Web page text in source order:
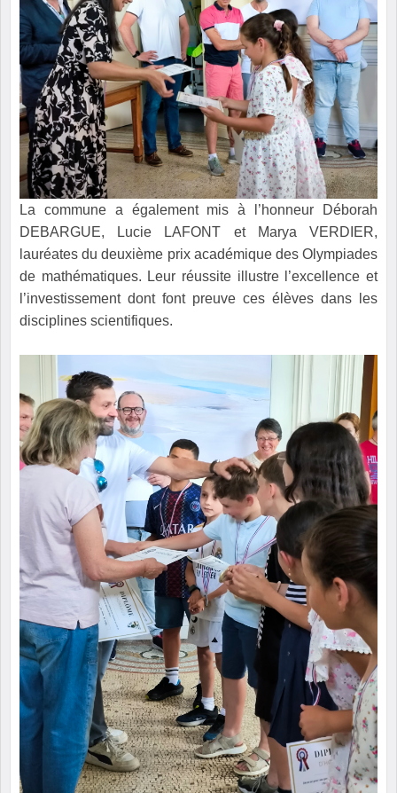
La commune a également mis à l’honneur Déborah
DEBARGUE, Lucie LAFONT et Marya VERDIER,
lauréates du deuxième prix académique des Olympiades
de mathématiques. Leur réussite illustre l’excellence et
l’investissement dont font preuve ces élèves dans les
disciplines scientifiques.